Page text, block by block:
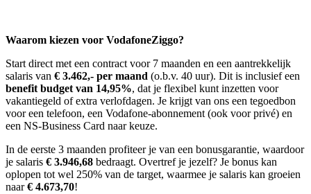
Waarom kiezen voor VodafoneZiggo?
Start direct met een contract voor 7 maanden en een aantrekkelijk
salaris van € 3.462,- per maand (o.b.v. 40 uur). Dit is inclusief een
benefit budget van 14,95%, dat je flexibel kunt inzetten voor
vakantiegeld of extra verlofdagen. Je krijgt van ons een tegoedbon
voor een telefoon, een Vodafone-abonnement (ook voor privé) en
een NS-Business Card naar keuze.
In de eerste 3 maanden profiteer je van een bonusgarantie, waardoor
je salaris € 3.946,68 bedraagt. Overtref je jezelf? Je bonus kan
oplopen tot wel 250% van de target, waarmee je salaris kan groeien
naar€ 4.673,70!